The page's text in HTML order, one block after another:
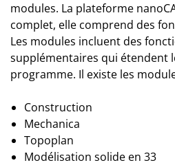
modules. La plateforme
complet, elle comprend des
Les modules incluent des
supplémentaires qui étendent
programme. Il existe les
Construction
Mechanica
Topoplan
Modélisation solide en 33